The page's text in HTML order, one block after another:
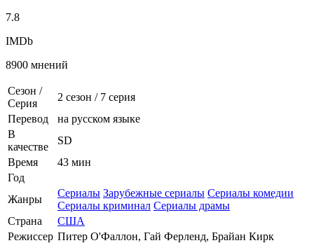
7.8
IMDb
8900 мнений
Сезон /
Серия
2 сезон / 7 серия
Перевод
на русском языке
В
качестве
SD
Время
43 мин
Год
Жанры
Сериалы Зарубежные сериалы Сериалы комедии
Сериалы криминал Сериалы драмы
Страна
США
Режиссер Питер О'Фаллон, Гай Ферленд, Брайан Кирк